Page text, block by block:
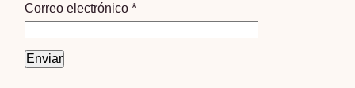
Correo electrónico*